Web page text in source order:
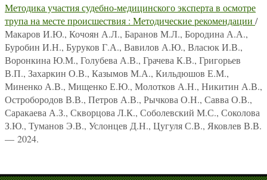
Методика участия судебно-медицинского эксперта в осмотре
трупа на месте происшествия : Методические рекомендации /
Макаров И.Ю., Кочоян А.Л., Баранов М.Л., Бородина А.А.,
Буробин И.Н., Буруков Г.А., Вавилов А.Ю., Власюк И.В.,
Воронкина Ю.М., Голубева А.В., Грачева К.В., Григорьев
В.П., Захаркин О.В., Казымов М.А., Кильдюшов Е.М.,
Миненко А.В., Мищенко Е.Ю., Молотков А.Н., Никитин А.В.,
Остробородов В.В., Петров А.В., Рычкова О.Н., Савва О.В.,
Саракаева А.З., Скворцова Л.К., Соболевский М.С., Соколова
З.Ю., Туманов Э.В., Услонцев Д.Н., Цугуля С.В., Яковлев В.В.
— 2024.